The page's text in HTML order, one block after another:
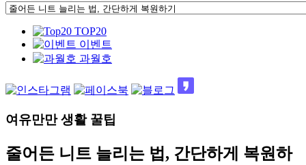
TOP20
이벤트
과월호
여유만만 생활 꿀팁
줄어든 니트 늘리는 법, 간단하게 복원하